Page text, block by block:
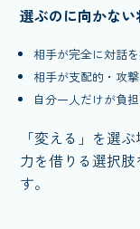
選ぶのに向かない
相手が完全に対話
相手が支配的・攻
自分一人だけが負
「変える」を選
力を借りる選択
す。